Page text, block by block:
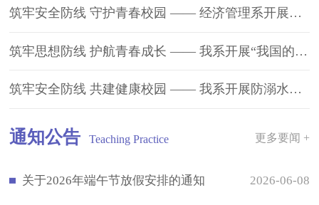
筑牢安全防线 守护青春校园 —— 经济管理系开展安全教育主题班会
筑牢思想防线 护航青春成长 —— 我系开展“我国的宗教政策与法律”主题班会
筑牢安全防线 共建健康校园 —— 我系开展防溺水、除四害主题班会
通知公告 Teaching Practice 更多要闻 +
关于2026年端午节放假安排的通知 2026-06-08